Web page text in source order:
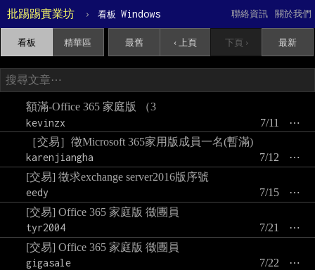
批踢踢實業坊 › 看板 Windows 關於我們
聯絡資訊
看板 精華區 最舊 ‹ 上頁 下頁 › 最新
額滿-Office 365 家庭版 （3
kevinzx
⋯
7/11
［交易］徵Microsoft 365家用版成員一名(暫滿)
karenjiangha
⋯
7/12
[交易] 徵求exchange server2016版序號
eedy
⋯
7/15
[交易] Office 365 家庭版 徵團員
tyr2004
⋯
7/21
[交易] Office 365 家庭版 徵團員
gigasale
⋯
7/22